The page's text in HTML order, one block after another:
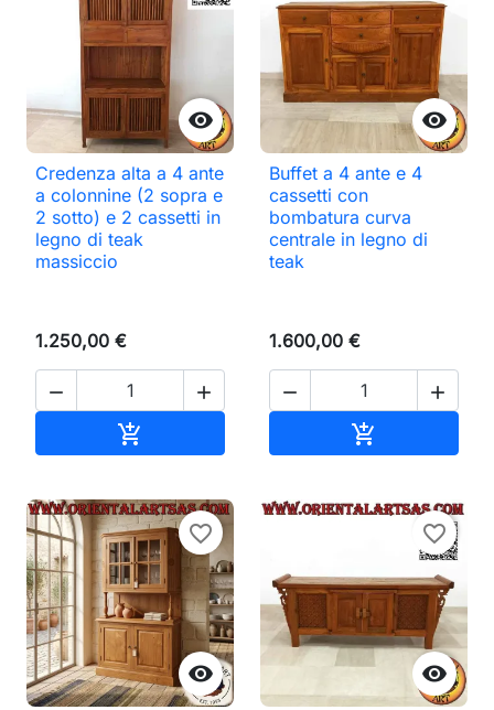

Credenza alta a 4 ante
a colonnine (2 sopra e
2 sotto) e 2 cassetti in
legno di teak
massiccio
1.250,00 €
 


Buffet a 4 ante e 4
cassetti con
bombatura curva
centrale in legno di
teak
1.600,00 €
 


favorite_border

favorite_border